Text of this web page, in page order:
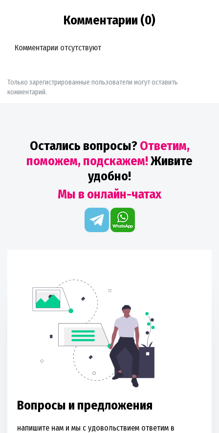
Комментарии (0)
Комментарии отсутствуют
Только зарегистрированные пользователи могут оставить
комментарий.
Остались вопросы?Ответим,
поможем, подскажем!Живите
удобно!
Мы в онлайн-чатах
Вопросы и предложения
напишите нам и мы с удовольствием ответим в